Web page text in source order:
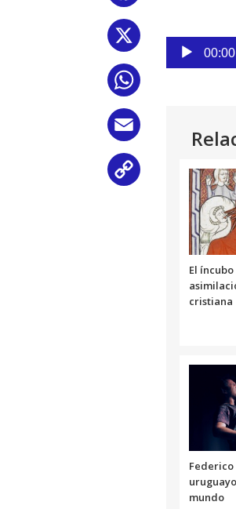
Reproductor
de
00:00
El
cristiana
mundo